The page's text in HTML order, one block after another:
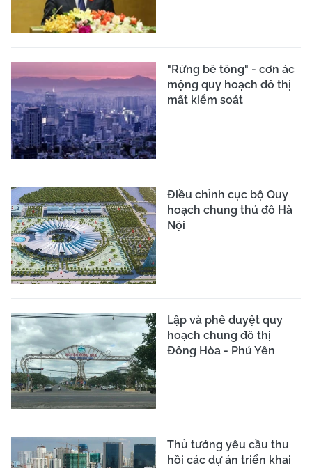
"Rừng bê tông" - cơn ác
mộng quy hoạch đô thị
mất kiểm soát
Điều chỉnh cục bộ Quy
hoạch chung thủ đô Hà
Nội
Lập và phê duyệt quy
hoạch chung đô thị
Đông Hòa - Phú Yên
Thủ tướng yêu cầu thu
hồi các dự án triển khai